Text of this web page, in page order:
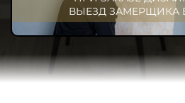
ВЫЕЗД ЗАМЕРЩИКА